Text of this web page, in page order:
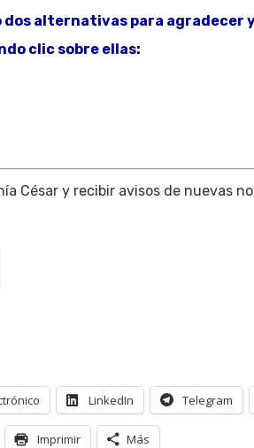
alternativas para agradecer
clic sobre ellas:
César y recibir avisos de nuevas
LinkedIn Telegram
Imprimir Más